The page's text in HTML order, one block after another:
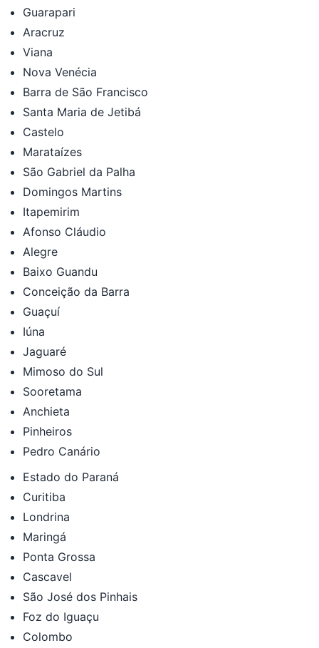
Guarapari
Aracruz
Viana
Nova Venécia
Barra de São Francisco
Santa Maria de Jetibá
Castelo
Marataízes
São Gabriel da Palha
Domingos Martins
Itapemirim
Afonso Cláudio
Alegre
Baixo Guandu
Conceição da Barra
Guaçuí
Iúna
Jaguaré
Mimoso do Sul
Sooretama
Anchieta
Pinheiros
Pedro Canário
Estado do Paraná
Curitiba
Londrina
Maringá
Ponta Grossa
Cascavel
São José dos Pinhais
Foz do Iguaçu
Colombo